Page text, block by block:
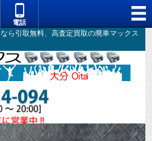
ら引取無料、高査定買取の廃車マックス